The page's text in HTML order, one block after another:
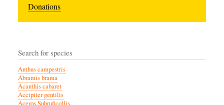
Donations
Search for species
Anthus campestris
Abramis brama
Acanthis cabaret
Accipiter gentilis
Aceros Subruficollis